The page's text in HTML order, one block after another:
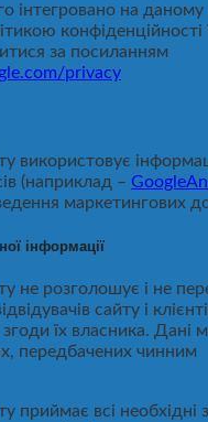
інтегровано на даному
конфіденційності
за посиланням
privacy
використовує
(наприклад –
маркетингових
інформації
не розголошує і не
сайту і
їх власника. Дані
передбачених чинним
приймає всі необхідні